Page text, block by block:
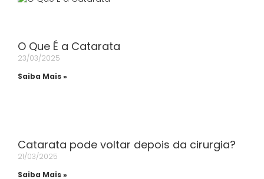
O Que É a Catarata
23/03/2025
Saiba Mais »
Catarata pode voltar depois da cirurgia?
21/03/2025
Saiba Mais »